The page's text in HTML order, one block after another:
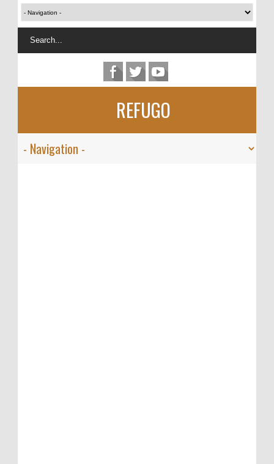
REFUGO